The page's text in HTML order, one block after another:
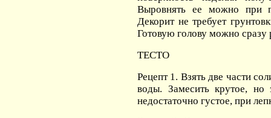
Выровнять ее можно при
Декорит не требует
Готовую голову можно сразу
ТЕСТО
Рецепт 1. Взять две части
воды. Замесить крутое, но
недостаточно густое, при